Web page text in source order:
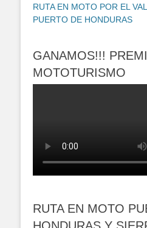
RUTA EN MOTO POR EL
PUERTO DE HONDURAS
GANAMOS!!!
MOTOTURISMO
RUTA EN MOTO